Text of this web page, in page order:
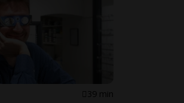
39 min